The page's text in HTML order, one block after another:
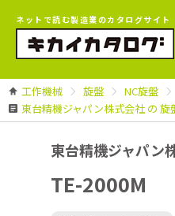
ネットで読む製造業のカタログサイト
工作機械 旋盤 NC旋盤
東台精機ジャパン株式会社 の 旋
東台精機ジャパン
TE-2000M